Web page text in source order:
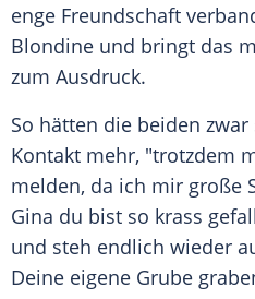
enge Freundschaft
Blondine und bringt das
zum Ausdruck.
So hätten die beiden
Kontakt mehr, "trotzdem
melden, da ich mir große
Gina du bist so krass
und steh endlich wieder
Deine eigene Grube